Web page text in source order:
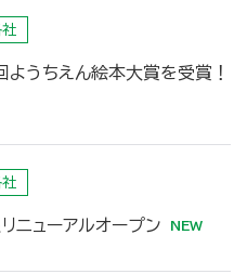
社
ようちえん絵本大賞を受賞！
社
ニューアルオープン